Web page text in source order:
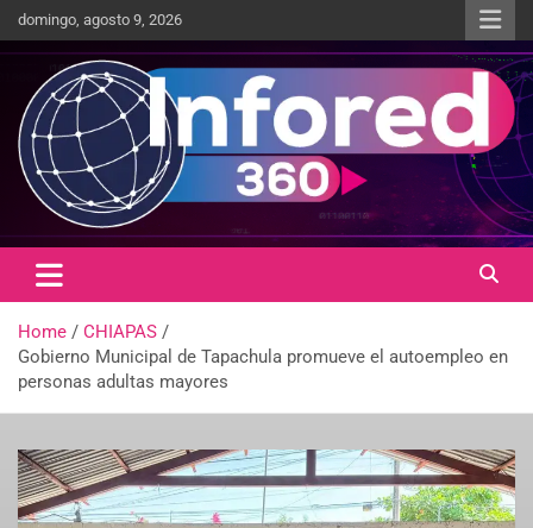
domingo, agosto 9, 2026
infored360.mx
Un giro en la información
Home
CHIAPAS
Gobierno Municipal de Tapachula promueve el autoempleo en
personas adultas mayores